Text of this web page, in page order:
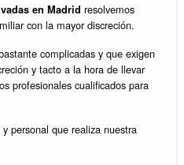
en Madrid resolvemos
con la mayor discreción.
complicadas y que exigen
y tacto a la hora de llevar
profesionales cualificados para
personal que realiza nuestra